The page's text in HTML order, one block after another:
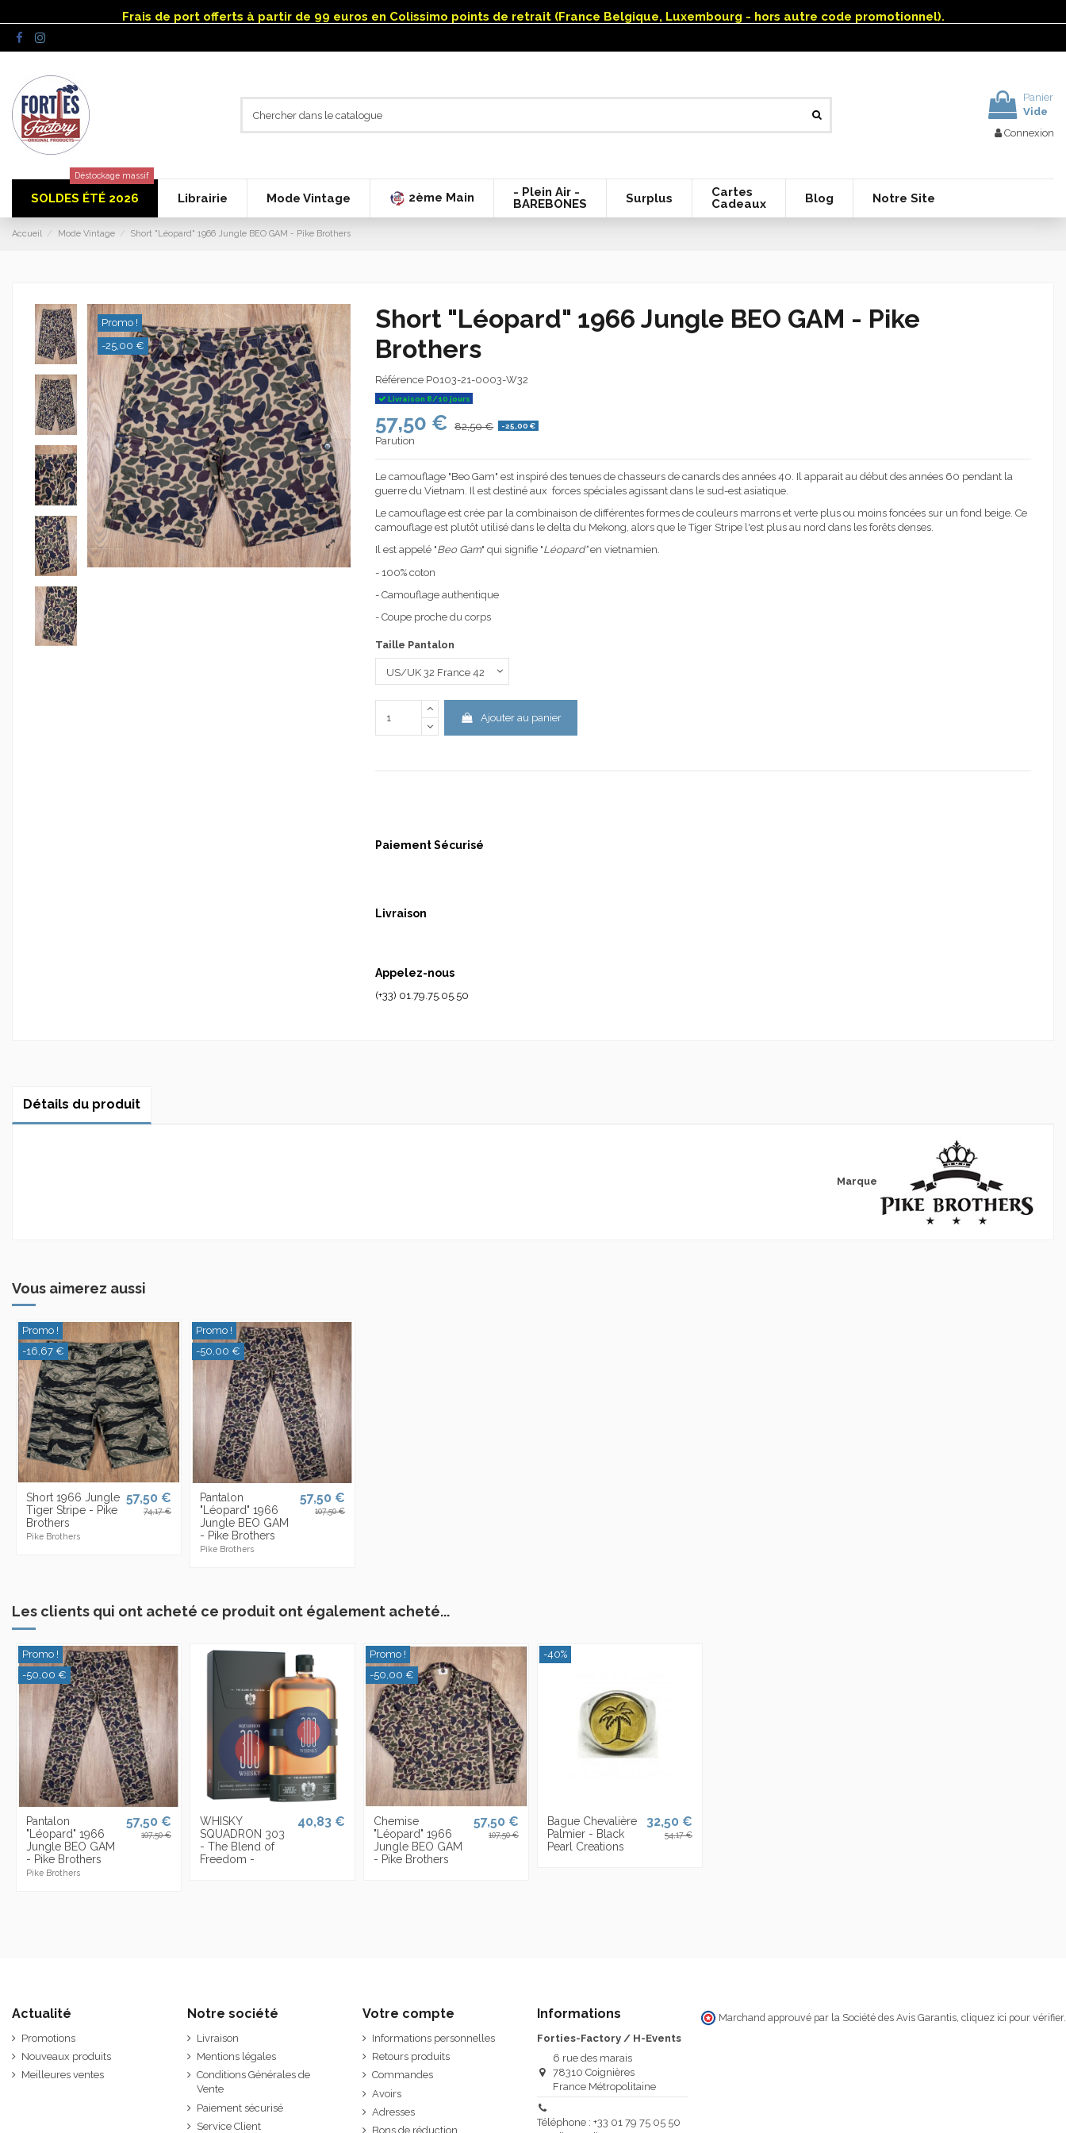
Frais de port offerts à partir de 99 euros en Colissimo points de retrait (France Belgique, Luxembourg - hors autre code promotionnel).
Panier
Vide
Connexion
SOLDES ÉTÉ 2026
Déstockage massif
Librairie Mode Vintage 2ème Main
- Plein Air -
BAREBONES
Surplus
Cartes
Cadeaux
Blog Notre Site
Accueil Mode Vintage Short "Léopard" 1966 Jungle BEO GAM - Pike Brothers
Promo !
-25,00 €
Short "Léopard" 1966 Jungle BEO GAM - Pike
Brothers
Référence P0103-21-0003-W32
Livraison 8/10 jours
57,50 € 82,50 € -25,00 €
Parution
Le camouflage "Beo Gam" est inspiré des tenues de chasseurs de canards des années 40. Il apparait au début des années 60 pendant la
guerre du Vietnam. Il est destiné aux forces spéciales agissant dans le sud-est asiatique.
Le camouflage est crée par la combinaison de différentes formes de couleurs marrons et verte plus ou moins foncées sur un fond beige. Ce
camouflage est plutôt utilisé dans le delta du Mekong, alors que le Tiger Stripe l'est plus au nord dans les forêts denses.
Il est appelé "Beo Gam" qui signifie "Léopard"en vietnamien.
- 100% coton
- Camouflage authentique
- Coupe proche du corps
Taille Pantalon
Ajouter au panier
Paiement Sécurisé
Livraison
Appelez-nous
(+33) 01.79.75.05.50
Détails du produit
Marque
Vous aimerez aussi
Promo !
-16,67 €
Short 1966 Jungle
Tiger Stripe - Pike
Brothers
Pike Brothers
57,50 €
74,17 €
Promo !
-50,00 €
Pantalon
"Léopard" 1966
Jungle BEO GAM
- Pike Brothers
Pike Brothers
57,50 €
107,50 €
Les clients qui ont acheté ce produit ont également acheté...
Promo !
-50,00 €
Pantalon
"Léopard" 1966
Jungle BEO GAM
- Pike Brothers
Pike Brothers
57,50 €
107,50 €
WHISKY
SQUADRON 303
- The Blend of
Freedom -
40,83 €
Promo !
-50,00 €
Chemise
"Léopard" 1966
Jungle BEO GAM
- Pike Brothers
57,50 €
107,50 €
-40%
Bague Chevalière
Palmier - Black
Pearl Creations
32,50 €
54,17 €
Actualité
Promotions
Nouveaux produits
Meilleures ventes
Notre société
Livraison
Mentions légales
Conditions Générales de
Vente
Paiement sécurisé
Service Client
Votre compte
Informations personnelles
Retours produits
Commandes
Avoirs
Adresses
Bons de réduction
Informations
Forties-Factory / H-Events
6 rue des marais
78310 Coignières
France Métropolitaine
Téléphone : +33 01 79 75 05 50
Marchand approuvé par la Société des Avis Garantis, cliquez ici pour vérifier.